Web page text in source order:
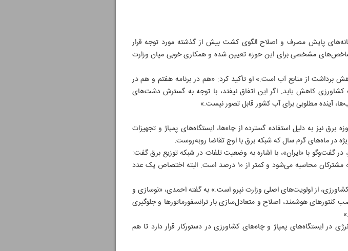
پایش مصرف و اصلاح الگوی کشت بیش از گذشته مورد توجه قرار
شاخص‌های مشخصی برای این حوزه تعیین شده و همکاری خوبی میان وزارت
برداشت از منابع آب است.» او تأکید کرد: «هم در برنامه هفتم و هم در
کاهش یابد. اگر این اتفاق نیفتد، با توجه به گسترش دشت‌های
آینده مطلوبی برای آب کشور قابل تصور نیست.»
نیز به دلیل استفاده گسترده از چاه‌ها، ایستگاه‌های پمپاژ و تجهیزات
ماه‌های گرم سال که شبکه برق با اوج تقاضا روبه‌روست.
گفت‌وگو با «ایران»، با اشاره به وضعیت تلفات در شبکه توزیع برق گفت:
«تلفات در شبکه توزیع از مقایسه انرژی ورودی به شبکه و انرژی تحویلی به مشترکان محاسبه می‌شود و کمتر از ۱۰ درصد است. البته اختصاص یک عدد
از اولویت‌های اصلی وزارت نیرو است.» به گفته احمدی، «نوسازی و
کنتورهای هوشمند، اصلاح و متعادل‌سازی بار ترانسفورماتورها و جلوگیری
ایستگاه‌های پمپاژ و چاه‌های کشاورزی در دستورکار قرار دارد تا هم
۱